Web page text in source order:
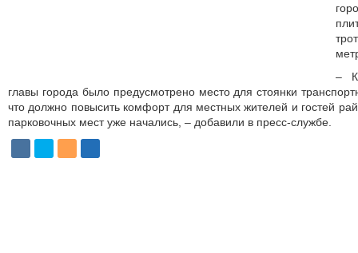
–
главы города было предусмотрено место для стоянки
что должно повысить комфорт для местных жителей и гостей
парковочных мест уже начались, – добавили в пресс-службе.